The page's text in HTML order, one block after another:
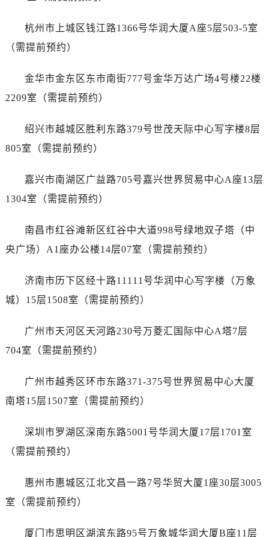
杭州市上城区钱江路1366号华润大厦A座5层503-5室
（需提前预约）
金华市金东区东市南街777号金华万达广场4号楼22楼
2209室（需提前预约）
绍兴市越城区胜利东路379号世茂天际中心写字楼8层
805室（需提前预约）
嘉兴市南湖区广益路705号嘉兴世界贸易中心A座13层
1304室（需提前预约）
南昌市红谷滩新区红谷中大道998号绿地双子塔（中
央广场）A1座办公楼14层07室（需提前预约）
济南市历下区经十路11111号华润中心写字楼（万象
城）15层1508室（需提前预约）
广州市天河区天河路230号万菱汇国际中心A塔7层
704室（需提前预约）
广州市越秀区环市东路371-375号世界贸易中心大厦
南塔15层1507室（需提前预约）
深圳市罗湖区深南东路5001号华润大厦17层1701室
（需提前预约）
惠州市惠城区江北文昌一路7号华贸大厦1座30层3005
室（需提前预约）
厦门市思明区湖滨东路95号万象城华润大厦B座11层